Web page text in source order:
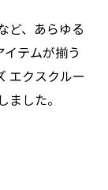
ど、あらゆる
テムが揃う
エクスクルー
した。